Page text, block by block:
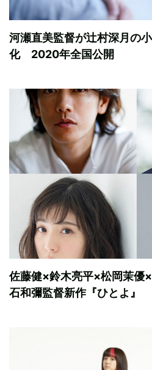
河瀬直美監督が辻村深月の
化 2020年全国公開
佐藤健×鈴木亮平×松岡茉
石和彌監督新作『ひとよ』